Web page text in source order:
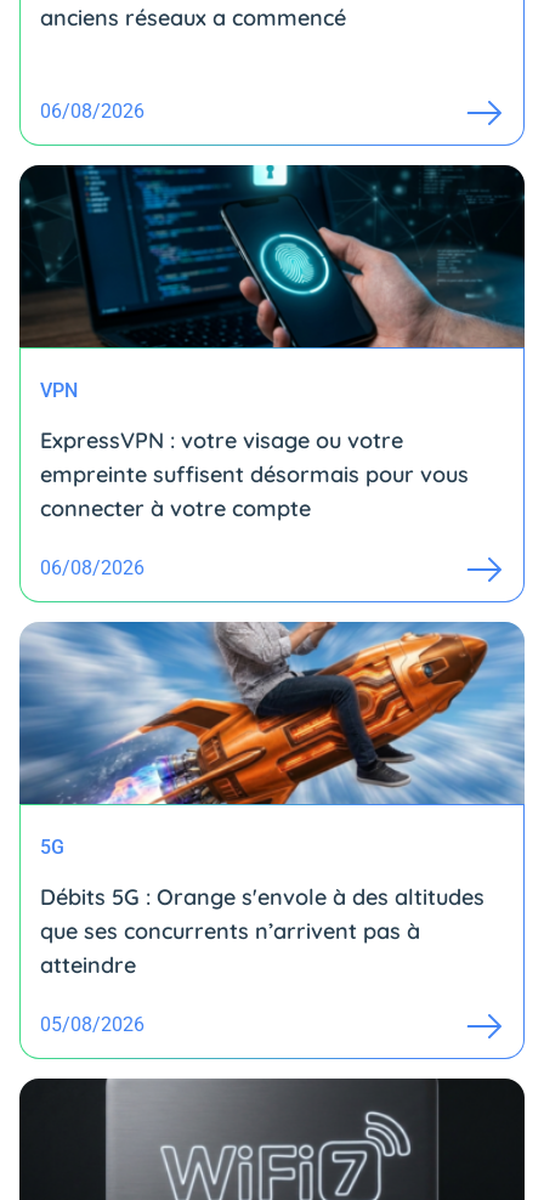
anciens réseaux a commencé
06/08/2026
VPN
ExpressVPN : votre visage ou votre
empreinte suffisent désormais pour vous
connecter à votre compte
06/08/2026
5G
Débits 5G : Orange s'envole à des altitudes
que ses concurrents n’arrivent pas à
atteindre
05/08/2026